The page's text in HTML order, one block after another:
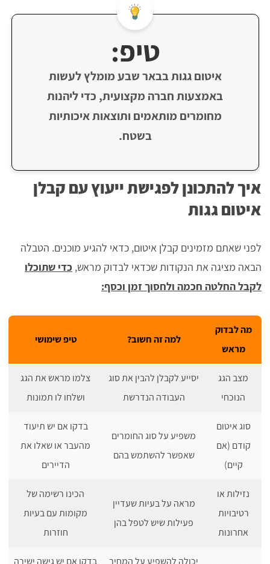
טיפ:
איטום גגות בבאר שבע מומלץ לעשות
באמצעות חברה מקצועית, כדי ליהנות
מחומרים מותאמים ותוצאות איכותיות
בשטח.
איך להתכונן לפגישת ייעוץ עם קבלן
איטום גגות
לפני שאתם מזמינים קבלן איטום, כדאי להגיע מוכנים. הטבלה
הבאה מציגה את הנקודות שכדאי לבדוק מראש, כדי שתוכלו
לקבל החלטה חכמה ולחסוך זמן וכסף:
מה לבדוק
מראש
למה זה חשוב? טיפ שימושי
מצב הגג
הנוכחי
יסייע לקבלן להבין את סוג
העבודה הנדרשת
צלמו מראש את הגג
ושלחו לו תמונות
סוג איטום
קודם (אם
קיים)
משפיע על סוג החומרים
שאפשר להשתמש בהם
בדקו אם יש תיעוד
מהעבר או שאלו את
הדיירים
נזילות או
רטיבויות
אחרונות
מראה על בעיות שעדיין
פעילות שיש לטפל בהן
הכינו רשימה של
מקומות עם בעיות
חוזרות
יכולה להשפיע על המחיר
בדקו אם יש גישה ישירה